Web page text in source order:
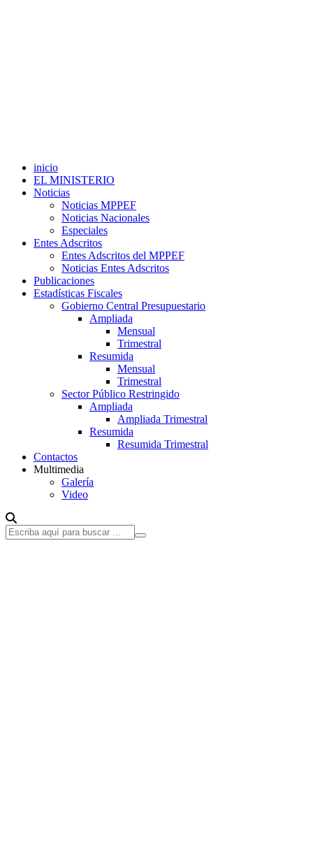
inicio
EL MINISTERIO
Noticias
Noticias MPPEF
Noticias Nacionales
Especiales
Entes Adscritos
Entes Adscritos del MPPEF
Noticias Entes Adscritos
Publicaciones
Estadísticas Fiscales
Gobierno Central Presupuestario
Ampliada
Mensual
Trimestral
Resumida
Mensual
Trimestral
Sector Público Restringido
Ampliada
Ampliada Trimestral
Resumida
Resumida Trimestral
Contactos
Multimedia
Galería
Video